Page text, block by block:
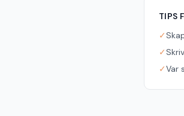
TIPS
✓
✓
✓Var